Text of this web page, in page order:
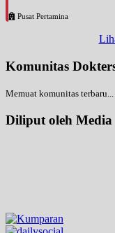
Pusat Pertamina
Komunitas
Memuat komunitas terbaru...
Diliput oleh Media